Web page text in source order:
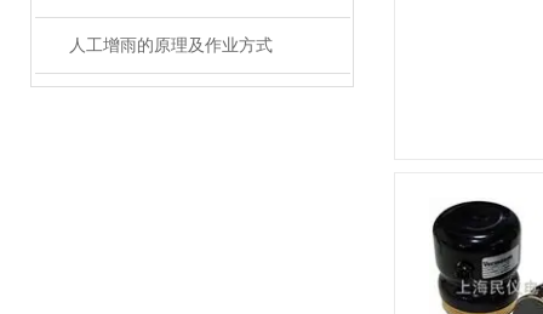
人工增雨的原理及作业方式